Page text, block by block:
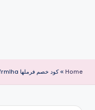
Home
»كود خصم فرملها frmlha لانظمة المكابح للسيارات